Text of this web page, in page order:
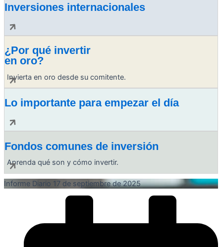
Inversiones internacionales
¿Por qué invertir
en oro?
Invierta en oro desde su comitente.
Lo importante para empezar el día
Fondos comunes de inversión
Aprenda qué son y cómo invertir.
Informe Diario 17 de septiembre de 2025